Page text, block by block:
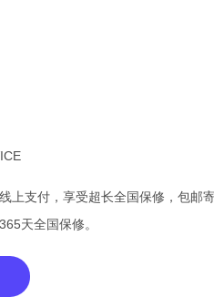
上支付，享受超长全国保修，包邮
天全国保修。